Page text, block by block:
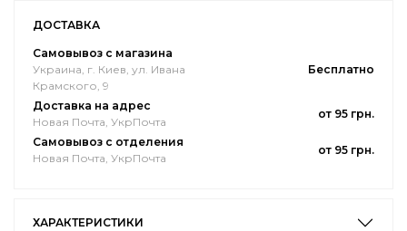
ДОСТАВКА
Самовывоз с магазина
Украина, г. Киев, ул. Ивана
Крамского, 9
Бесплатно
Доставка на адрес
Новая Почта, УкрПочта
от 95 грн.
Самовывоз с отделения
Новая Почта, УкрПочта
от 95 грн.
ХАРАКТЕРИСТИКИ